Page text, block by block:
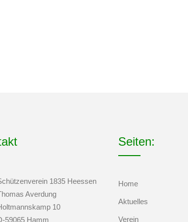
1835 Heessen
Averdung
10
59065 Hamm
Seiten:
Home
Aktuelles
Verein